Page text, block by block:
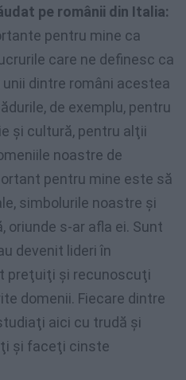
pe românii din Italia:
pentru mine ca
care ne definesc ca
dintre români acestea
de exemplu, pentru
și cultură, pentru alţii
noastre de
pentru mine este să
simbolurile noastre și
oriunde s-ar afla ei. Sunt
devenit lideri în
preţuiţi și recunoscuţi
domenii. Fiecare dintre
aici cu trudă și
și faceţi cinste